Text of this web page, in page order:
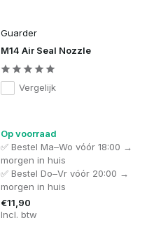
Guarder
M14 Air Seal Nozzle
Vergelijk
Op voorraad
✅ Bestel Ma–Wo vóór 18:00 →
morgen in huis
✅ Bestel Do–Vr vóór 20:00 →
morgen in huis
€11,90
Incl. btw